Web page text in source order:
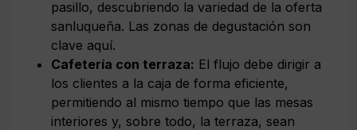
pasillo, descubriendo la variedad de la oferta
sanluqueña. Las zonas de degustación son
clave aquí.
Cafetería con terraza: El flujo debe dirigir a
los clientes a la caja de forma eficiente,
permitiendo al mismo tiempo que las mesas
interiores y, sobre todo, la terraza, sean